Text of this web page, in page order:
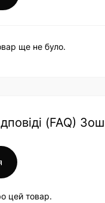
ще не було.
(FAQ)
цей товар.